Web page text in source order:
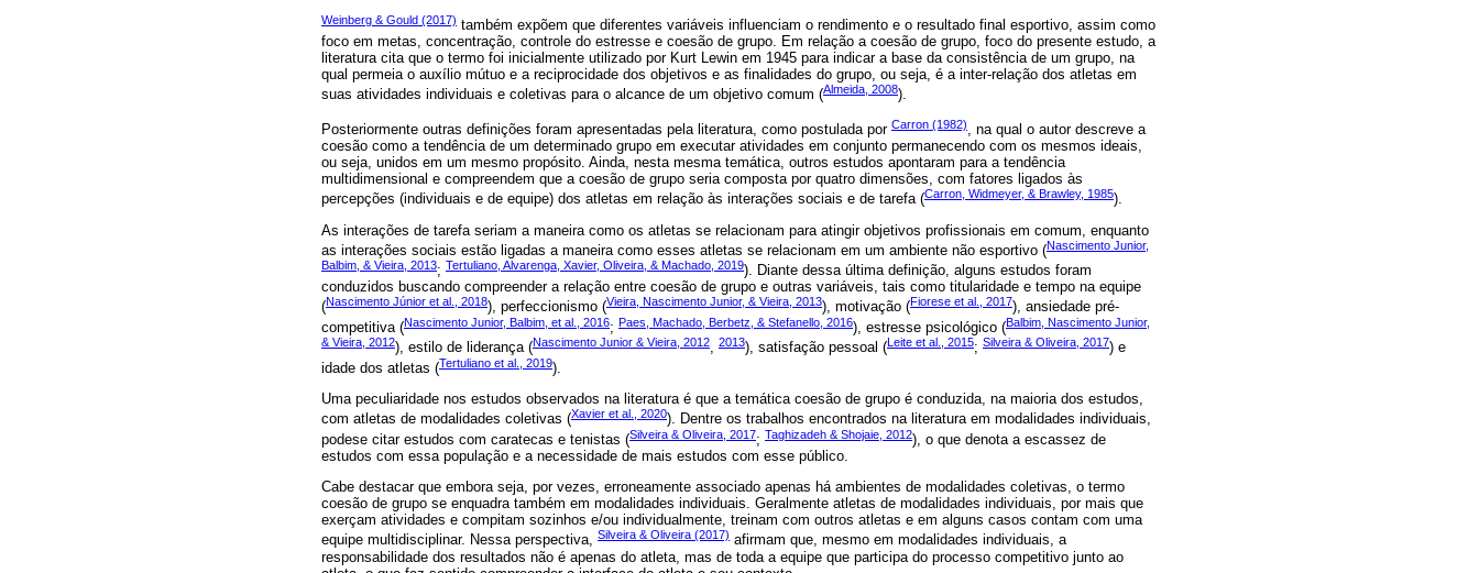
Weinberg & Gould (2017) também expõem que diferentes variáveis influenciam o rendimento e o resultado final esportivo, assim como
foco em metas, concentração, controle do estresse e coesão de grupo. Em relação a coesão de grupo, foco do presente estudo, a
literatura cita que o termo foi inicialmente utilizado por Kurt Lewin em 1945 para indicar a base da consistência de um grupo, na
qual permeia o auxílio mútuo e a reciprocidade dos objetivos e as finalidades do grupo, ou seja, é a inter-relação dos atletas em
suas atividades individuais e coletivas para o alcance de um objetivo comum (Almeida, 2008).
Posteriormente outras definições foram apresentadas pela literatura, como postulada por Carron (1982), na qual o autor descreve a
coesão como a tendência de um determinado grupo em executar atividades em conjunto permanecendo com os mesmos ideais,
ou seja, unidos em um mesmo propósito. Ainda, nesta mesma temática, outros estudos apontaram para a tendência
multidimensional e compreendem que a coesão de grupo seria composta por quatro dimensões, com fatores ligados às
percepções (individuais e de equipe) dos atletas em relação às interações sociais e de tarefa (Carron, Widmeyer, & Brawley, 1985).
As interações de tarefa seriam a maneira como os atletas se relacionam para atingir objetivos profissionais em comum, enquanto
as interações sociais estão ligadas a maneira como esses atletas se relacionam em um ambiente não esportivo (Nascimento Junior,
Balbim, & Vieira, 2013; Tertuliano, Alvarenga, Xavier, Oliveira, & Machado, 2019). Diante dessa última definição, alguns estudos foram
conduzidos buscando compreender a relação entre coesão de grupo e outras variáveis, tais como titularidade e tempo na equipe
(Nascimento Júnior et al., 2018), perfeccionismo (Vieira, Nascimento Junior, & Vieira, 2013), motivação (Fiorese et al., 2017), ansiedade pré-
competitiva (Nascimento Junior, Balbim, et al., 2016; Paes, Machado, Berbetz, & Stefanello, 2016), estresse psicológico (Balbim, Nascimento Junior,
& Vieira, 2012), estilo de liderança (Nascimento Junior & Vieira, 2012, 2013), satisfação pessoal ( Leite et al., 2015; Silveira & Oliveira, 2017) e
idade dos atletas (Tertuliano et al., 2019).
Uma peculiaridade nos estudos observados na literatura é que a temática coesão de grupo é conduzida, na maioria dos estudos,
com atletas de modalidades coletivas (Xavier et al., 2020). Dentre os trabalhos encontrados na literatura em modalidades individuais,
podese citar estudos com caratecas e tenistas (Silveira & Oliveira, 2017; Taghizadeh & Shojaie, 2012), o que denota a escassez de
estudos com essa população e a necessidade de mais estudos com esse público.
Cabe destacar que embora seja, por vezes, erroneamente associado apenas há ambientes de modalidades coletivas, o termo
coesão de grupo se enquadra também em modalidades individuais. Geralmente atletas de modalidades individuais, por mais que
exerçam atividades e compitam sozinhos e/ou individualmente, treinam com outros atletas e em alguns casos contam com uma
equipe multidisciplinar. Nessa perspectiva, Silveira & Oliveira (2017) afirmam que, mesmo em modalidades individuais, a
responsabilidade dos resultados não é apenas do atleta, mas de toda a equipe que participa do processo competitivo junto ao